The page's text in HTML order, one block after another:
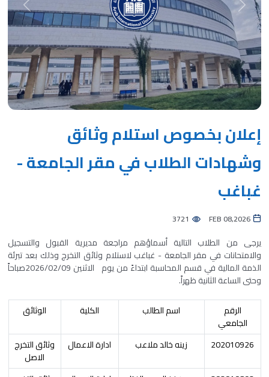
Previous
Next
إعلان بخصوص استلام وثائق
وشهادات الطلاب في مقر الجامعة -
غباغب
FEB 08,2026
3721
يرجى من الطلاب التالية أسماؤهم مراجعة مديرية القبول والتسجيل
والامتحانات في مقر الجامعة - غباغب لاستلام وثائق التخرج وذلك بعد تبرئة
الذمة المالية في قسم المحاسبة ابتداءً من يوم الاثنين 2026/02/09صباحاً
وحتى الساعة الثانية ظهراً.
الرقم
الجامعي
اسم الطالب الكلية الوثائق
202010926 زينه خالد ملاعب ادارة الاعمال
وثائق التخرج
الاصل